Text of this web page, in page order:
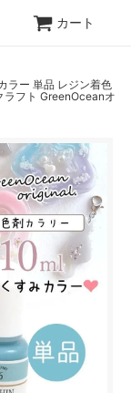
カート
ラー 単品 レジン着色
ラフト GreenOceanオ